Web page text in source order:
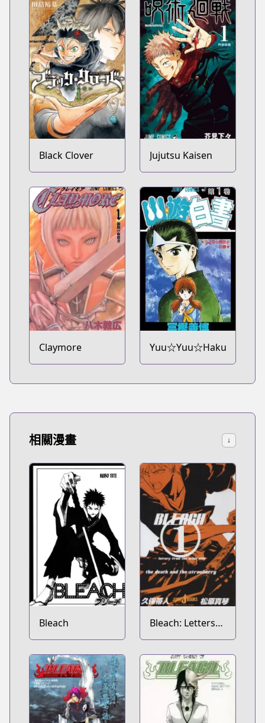
Black Clover Jujutsu Kaisen
Claymore Yuu☆Yuu☆Hakusho
相關漫畫 ↓
Bleach
Bleach: Letters
From the Other
Side